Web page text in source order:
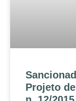
Projeto